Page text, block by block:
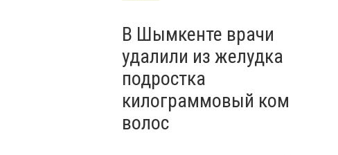
В Шымкенте врачи
удалили из желудка
подростка
килограммовый ком
волос